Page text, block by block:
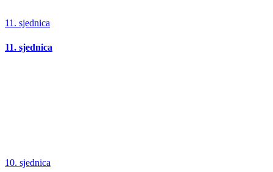
11. sjednica
11. sjednica
10. sjednica